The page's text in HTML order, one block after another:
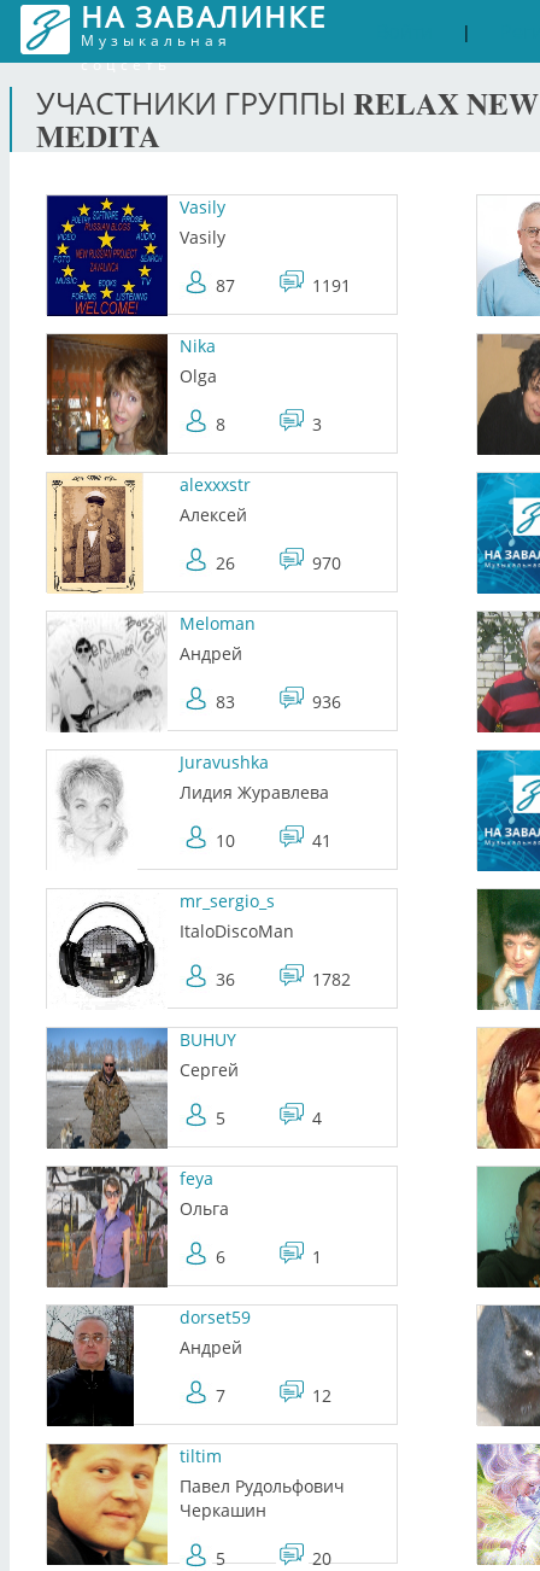
НА ЗАВАЛИНКЕ
Музыкальная
соцсеть
|
УЧАСТНИКИ ГРУППЫ RELAX
MEDITA
Vasily
Vasily
87 1191
Nika
Olga
8 3
alexxxstr
Алексей
26 970
Meloman
Андрей
83 936
Juravushka
Лидия Журавлева
10 41
mr_sergio_s
ItaloDiscoMan
36 1782
BUHUY
Cергей
5 4
feya
Ольга
6 1
dorset59
Андрей
7 12
tiltim
Павел Рудольфович
Черкашин
5
20